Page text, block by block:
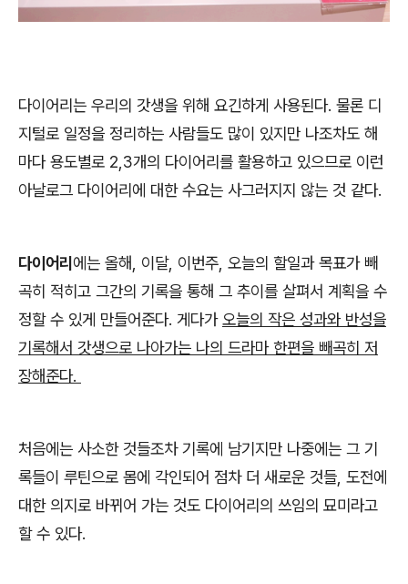
다이어리는 우리의 갓생을 위해 요긴하게 사용된다. 물론 디
지털로 일정을 정리하는 사람들도 많이 있지만 나조차도 해
마다 용도별로 2,3개의 다이어리를 활용하고 있으므로 이런
아날로그 다이어리에 대한 수요는 사그러지지 않는 것 같다.
다이어리 에는 올해, 이달, 이번주, 오늘의 할일과 목표가 빼
곡히 적히고 그간의 기록을 통해 그 추이를 살펴서 계획을 수
정할 수 있게 만들어준다. 게다가오늘의 작은 성과와 반성을
기록해서 갓생으로 나아가는 나의 드라마 한편을 빼곡히 저
장해준다.
처음에는 사소한 것들조차 기록에 남기지만 나중에는 그 기
록들이 루틴으로 몸에 각인되어 점차 더 새로운 것들, 도전에
대한 의지로 바뀌어 가는 것도 다이어리의 쓰임의 묘미라고
할 수 있다.